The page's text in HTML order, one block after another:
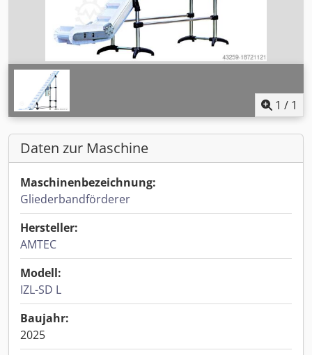
1 / 1
Daten zur Maschine
Maschinenbezeichnung:
Gliederbandförderer
Hersteller:
AMTEC
Modell:
IZL-SD L
Baujahr:
2025